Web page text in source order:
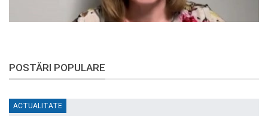
POSTĂRI POPULARE
ACTUALITATE